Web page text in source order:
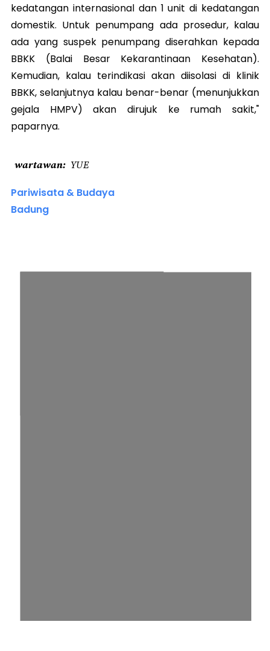
kedatangan internasional dan 1 unit di kedatangan
domestik. Untuk penumpang ada prosedur, kalau
ada yang suspek penumpang diserahkan kepada
BBKK (Balai Besar Kekarantinaan Kesehatan).
Kemudian, kalau terindikasi akan diisolasi di klinik
BBKK, selanjutnya kalau benar-benar (menunjukkan
gejala HMPV) akan dirujuk ke rumah sakit,"
paparnya.
wartawan YUE
Pariwisata & Budaya
Badung